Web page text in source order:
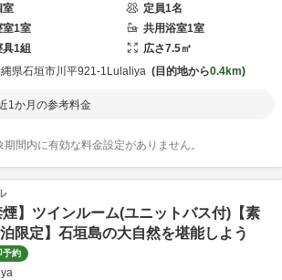
室 定員1名
室1室 共用浴室1室
具1組 広さ7.5㎡
県石垣市川平921-1 Lulaliya 目的地から0.4km
1か月の参考料金
期間内に有効な料金設定がありません。
煙】ツインルーム(ユニットバス付)【素
限定】石垣島の大自然を堪能しよう
予約